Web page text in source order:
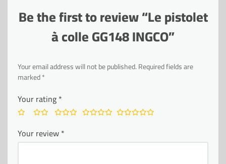
Be the first to review “Le pistolet
à colle GG148 INGCO”
Your email address will not be published.Required fields are
marked*
Your rating*
Your review*